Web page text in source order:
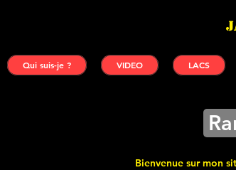
Qui suis-je ? VIDEO LACS
Bienvenue sur mon